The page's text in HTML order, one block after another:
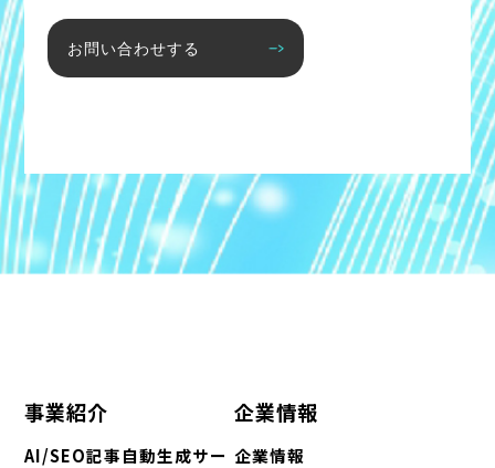
お問い合わせする
事業紹介
AI/SEO記事自動生成サー
企業情報
企業情報